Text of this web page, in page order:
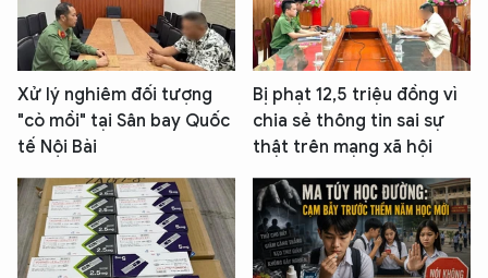
Xử lý nghiêm đối tượng
"cò mồi" tại Sân bay Quốc
tế Nội Bài
Bị phạt 12,5 triệu đồng vì
chia sẻ thông tin sai sự
thật trên mạng xã hội